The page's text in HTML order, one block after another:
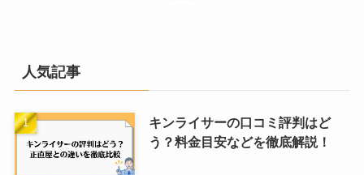
人気記事
キンライサーの口コミ評判はど
う？料金目安などを徹底解説！